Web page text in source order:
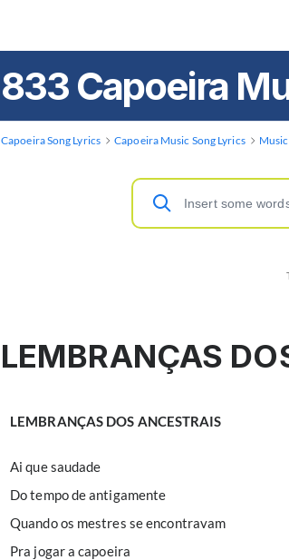
833 Capoeira
Capoeira Song Lyrics Capoeira Music Song Lyrics
LEMBRANÇAS
LEMBRANÇAS DOS ANCESTRAIS
Ai que saudade
Do tempo de antigamente
Quando os mestres se encontravam
Pra jogar a capoeira